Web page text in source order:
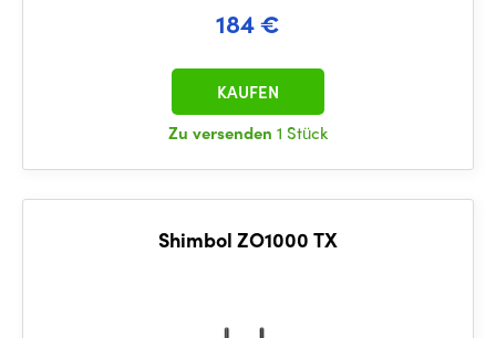
184 €
Zu versenden 1 Stück
KAUFEN
Shimbol ZO1000 TX